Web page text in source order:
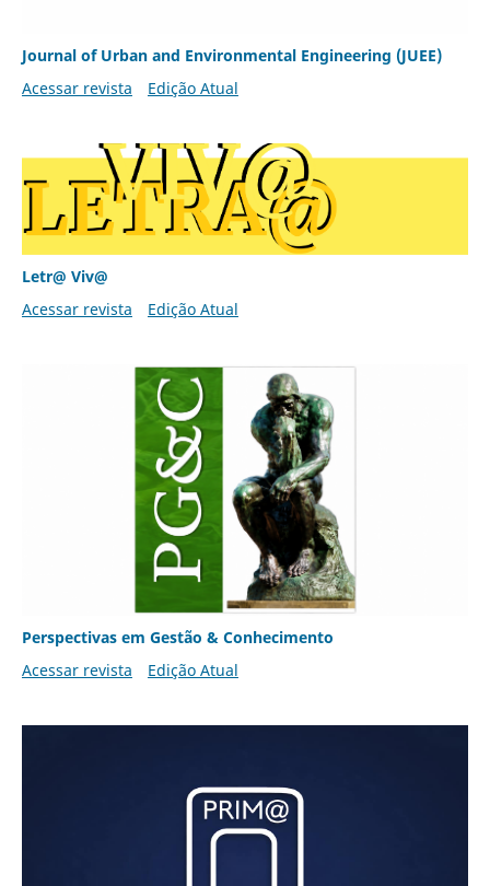
Journal of Urban and Environmental Engineering (JUEE)
Acessar revista
Edição Atual
Letr@ Viv@
Acessar revista
Edição Atual
Perspectivas em Gestão & Conhecimento
Acessar revista
Edição Atual